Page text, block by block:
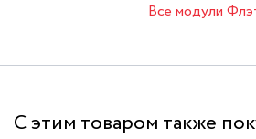
Все модули
С этим товаром также